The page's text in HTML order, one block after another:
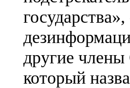
другие
который